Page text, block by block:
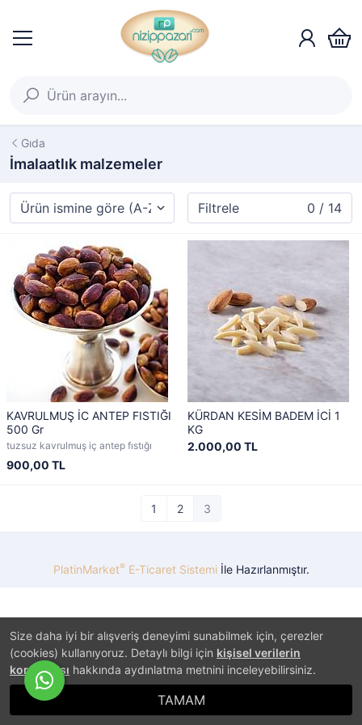
Size daha iyi bir alışveriş deneyimi sunabilmek için, çerezler
(cookies) kullanıyoruz. Detaylı bilgi için kişisel verilerin
korunması hakkında aydınlatma metnini inceleyebilirsiniz.
TAMAM
Gıda
İmalaatlık malzemeler
Filtrele 0 / 14
KAVRULMUŞ İC ANTEP FISTIĞI
500 Gr
tuzsuz kavrulmuş iç antep fıstığı
900,00 TL
KÜRDAN KESİM BADEM İCİ 1
KG
2.000,00 TL
1 2 3
PlatinMarket®E-Ticaret Sistemiİle Hazırlanmıştır.